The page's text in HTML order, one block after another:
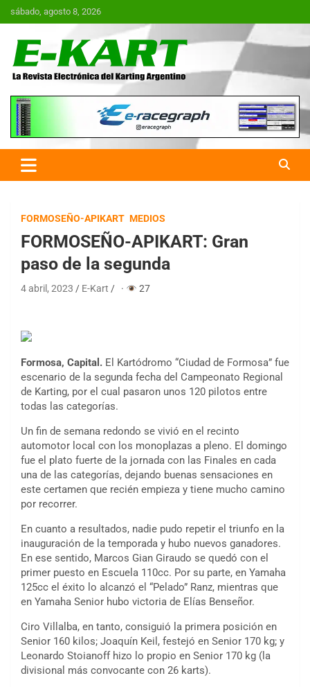
Saltar
al
sábado, agosto 8, 2026
E-Kart.com.ar | La Revista
Electrónica del Karting en
Argentina
FORMOSEÑO-APIKART MEDIOS
FORMOSEÑO-APIKART: Gran
paso de la segunda
4 abril, 2023 E-Kart · 27
Formosa, Capital. El Kartódromo “Ciudad de Formosa” fue
escenario de la segunda fecha del Campeonato Regional
de Karting, por el cual pasaron unos 120 pilotos entre
todas las categorías.
Un fin de semana redondo se vivió en el recinto
automotor local con los monoplazas a pleno. El domingo
fue el plato fuerte de la jornada con las Finales en cada
una de las categorías, dejando buenas sensaciones en
este certamen que recién empieza y tiene mucho camino
por recorrer.
En cuanto a resultados, nadie pudo repetir el triunfo en la
inauguración de la temporada y hubo nuevos ganadores.
En ese sentido, Marcos Gian Giraudo se quedó con el
primer puesto en Escuela 110cc. Por su parte, en Yamaha
125cc el éxito lo alcanzó el “Pelado” Ranz, mientras que
en Yamaha Senior hubo victoria de Elías Benseñor.
Ciro Villalba, en tanto, consiguió la primera posición en
Senior 160 kilos; Joaquín Keil, festejó en Senior 170 kg; y
Leonardo Stoianoff hizo lo propio en Senior 170 kg (la
divisional más convocante con 26 karts).